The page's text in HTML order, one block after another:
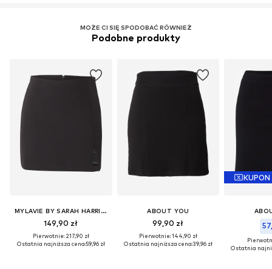
MOŻE CI SIĘ SPODOBAĆ RÓWNIEŻ
Podobne produkty
MYLAVIE BY SARAH HARRISON
149,90 zł
Pierwotnie: 217,90 zł
Ostatnia najniższa cena:59,96 zł
ABOUT YOU
99,90 zł
Pierwotnie: 144,90 zł
Ostatnia najniższa cena:39,96 zł
KUPON
Ostatnia